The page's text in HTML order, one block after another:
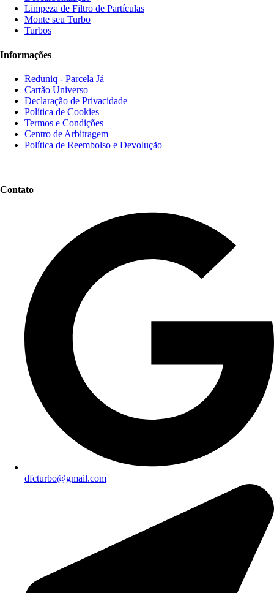
Limpeza de Filtro de Partículas
Monte seu Turbo
Turbos
Informações
Reduniq - Parcela Já
Cartão Universo
Declaração de Privacidade
Política de Cookies
Termos e Condições
Centro de Arbitragem
Política de Reembolso e Devolução
Contato
dfcturbo@gmail.com